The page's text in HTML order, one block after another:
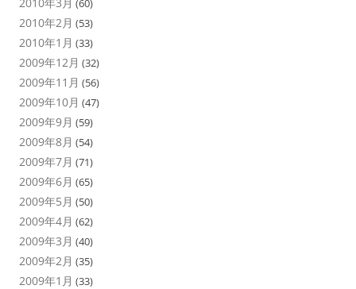
(60)
2010年2月 (53)
2010年1月 (33)
2009年12月 (32)
2009年11月 (56)
2009年10月 (47)
2009年9月 (59)
2009年8月 (54)
2009年7月 (71)
2009年6月 (65)
2009年5月 (50)
2009年4月 (62)
2009年3月 (40)
2009年2月 (35)
2009年1月 (33)